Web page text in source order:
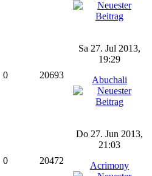
0 20693
Sa 27. Jul 2013,
19:29
Abuchali
0 20472
Do 27. Jun 2013,
21:03
Acrimony